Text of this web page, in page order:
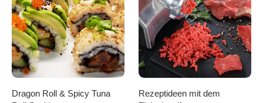
Dragon Roll & Spicy Tuna
Rezeptideen mit dem